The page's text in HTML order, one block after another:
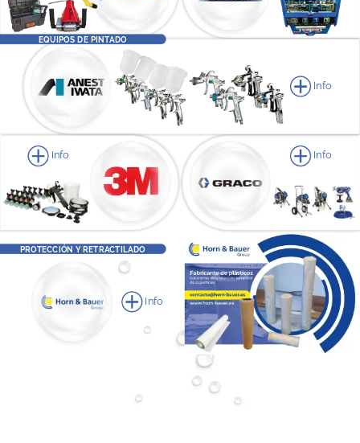
EQUIPOS DE PINTADO
PROTECCIÓN YRETRACTILADO
Info
Info
Info
Info